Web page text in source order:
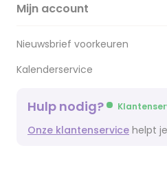
Mijn account
Nieuwsbrief voorkeuren
Kalenderservice
Hulp nodig?
Onze klantenservice helpt